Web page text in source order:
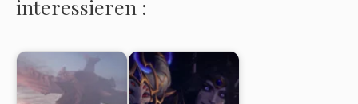
interessieren :